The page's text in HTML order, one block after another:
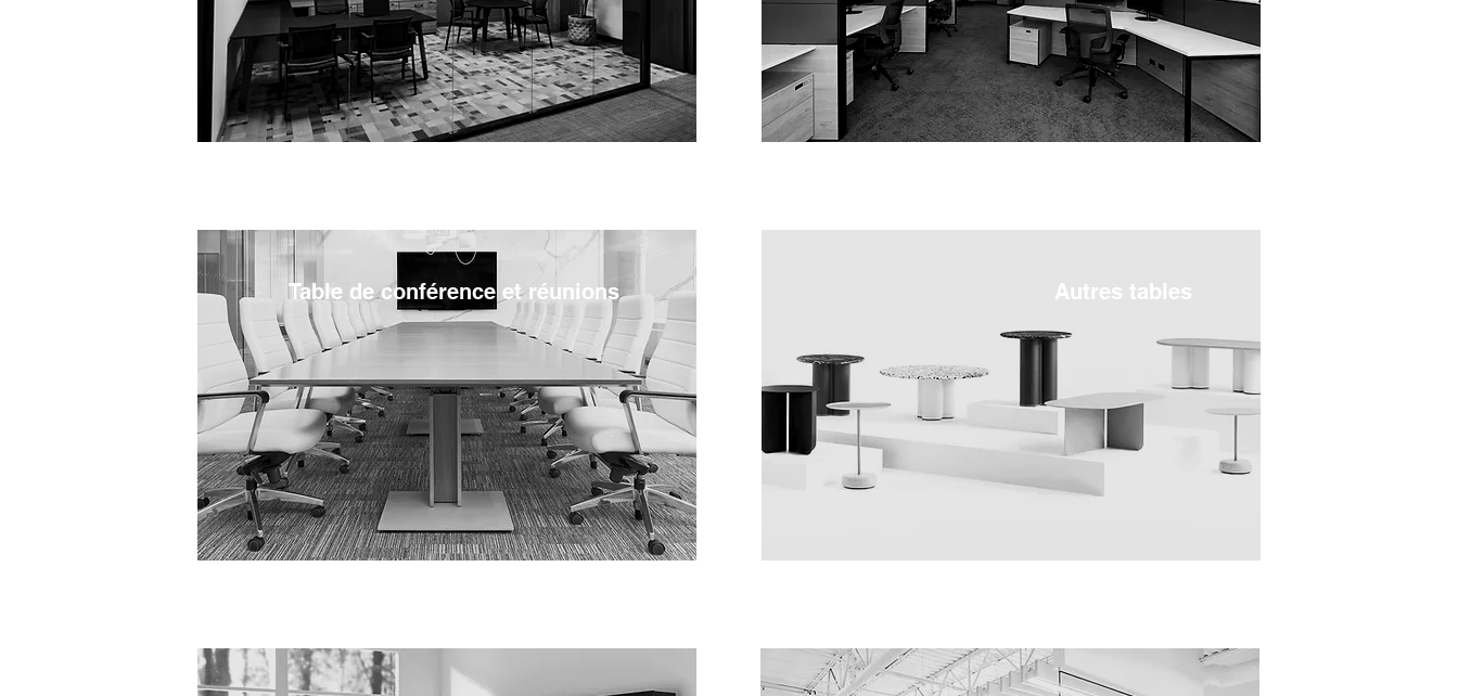
Table de conférence et réunions Autres tables